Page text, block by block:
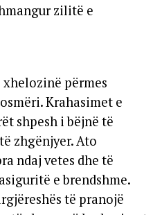
zilitë e
përmes
Krahasimet e
shpesh i bëjnë të
zhgënjyer. Ato
ndaj vetes dhe të
e brendshme.
të pranojë